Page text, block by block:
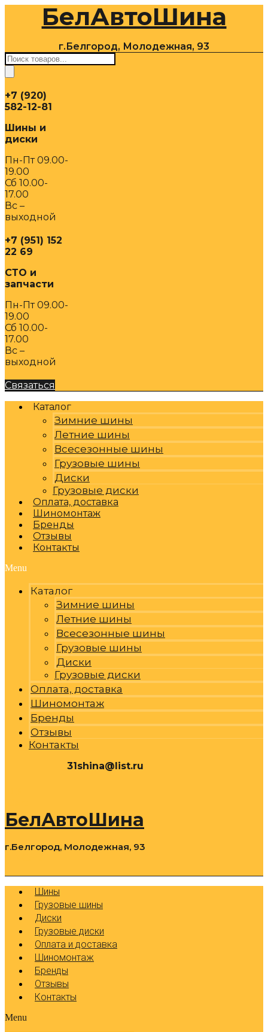
содержимомуБелАвтоШина
г.Белгород, Молодежная, 93
Поиск
товаров
+7 (920)
582-12-81
Шины и
диски
Пн-Пт 09.00-
19.00
Сб 10.00-
17.00
Вс –
выходной
+7 (951) 152
22 69
СТО и
запчасти
Пн-Пт 09.00-
19.00
Сб 10.00-
17.00
Вс –
выходной
Связаться
Каталог
Зимние шины
Летние шины
Всесезонные шины
Грузовые шины
Диски
Грузовые диски
Оплата, доставка
Шиномонтаж
Бренды
Отзывы
Контакты
Menu
Каталог
Зимние шины
Летние шины
Всесезонные шины
Грузовые шины
Диски
Грузовые диски
Оплата, доставка
Шиномонтаж
Бренды
Отзывы
Контакты
31shina@list.ru
БелАвтоШина
г.Белгород, Молодежная, 93
Шины
Грузовые шины
Диски
Грузовые диски
Оплата и доставка
Шиномонтаж
Бренды
Отзывы
Контакты
Menu